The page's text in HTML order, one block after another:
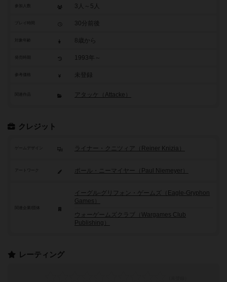
参加人数 3人～5人
30分前後
8歳から
1993年～
参考価格 未登録
関連作品 アタッケ（Attacke）
クレジット
ゲームデザイン ライナー・クニツィア（Reiner Knizia）
アートワーク ポール・ニーマイヤー（Paul Niemeyer）
イーグル-グリフォン・ゲームズ（Eagle-Gryphon
Games）
ウォーゲームズクラブ（Wargames Club
Publishing）
レーティング